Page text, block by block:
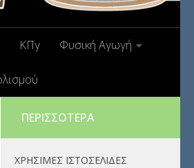
ΚΠγ Φυσική Αγωγή
ΠΕΡΙΣΣΌΤΕΡΑ
ΧΡΉΣΙΜΕΣ ΙΣΤΟΣΕΛΊΔΕΣ